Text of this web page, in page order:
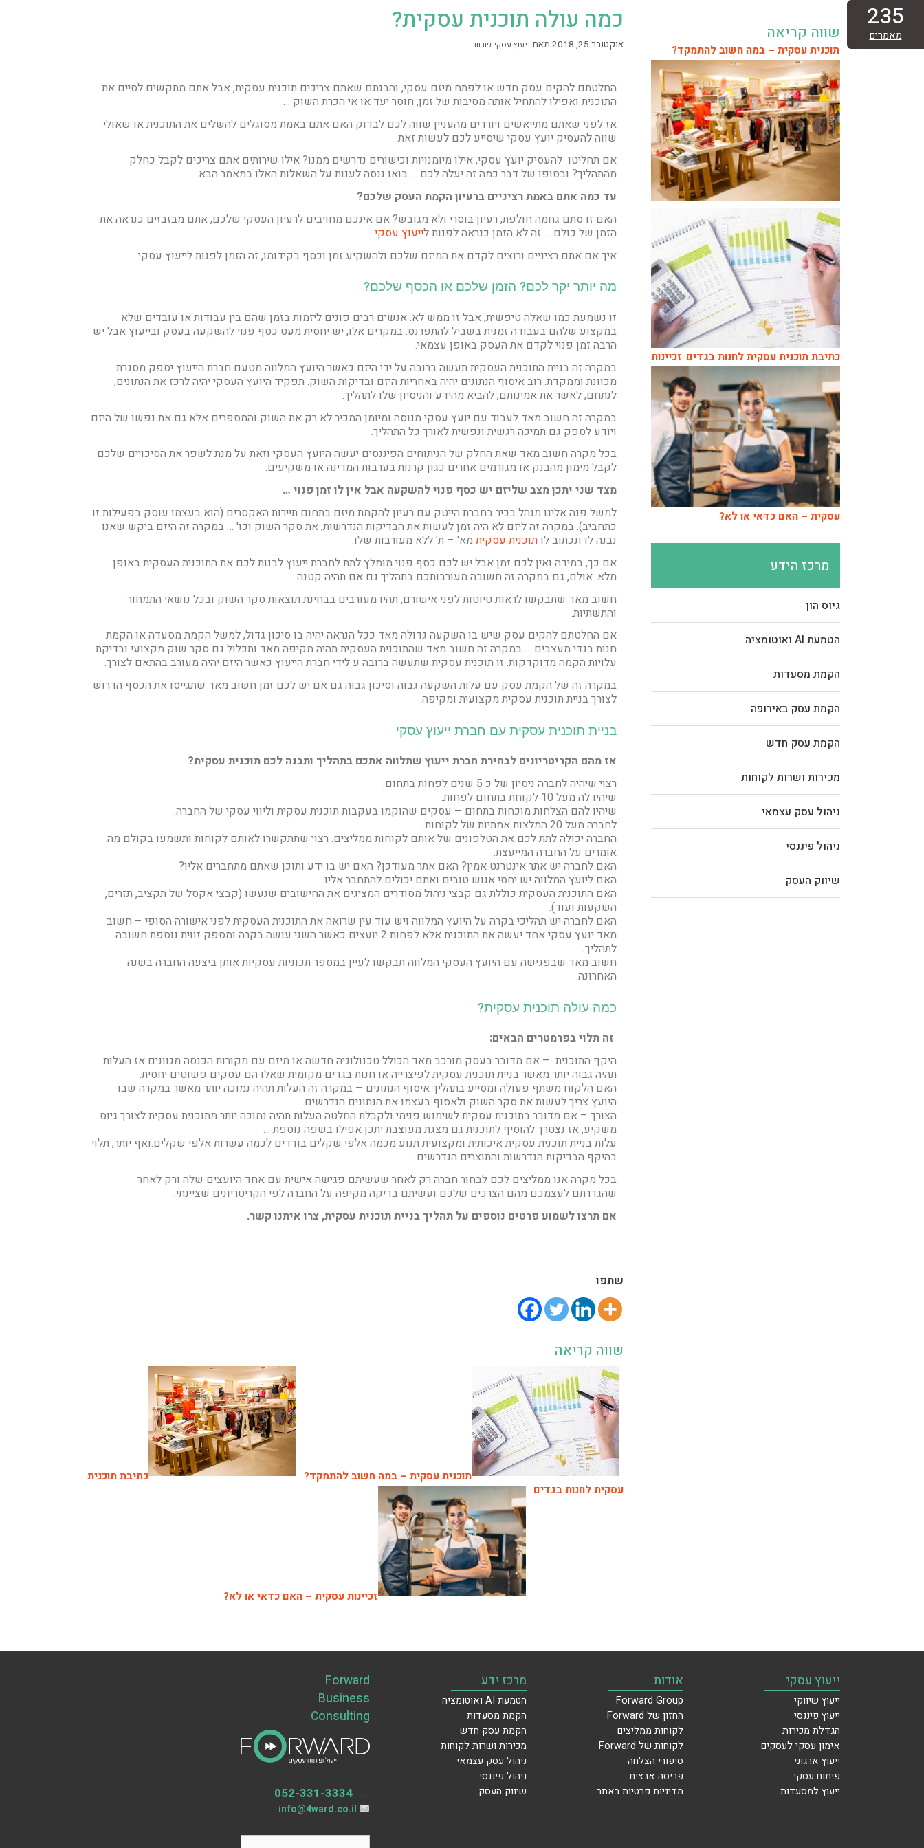
כמה עולה תוכנית עסקית?
אוקטובר 25, 2018 מאת ייעוץ עסקי פורווד
החלטתם להקים עסק חדש או לפתח מיזם עסקי, והבנתם שאתם צריכים תוכנית עסקית, אבל אתם מתקשים לסיים את
התוכנית ואפילו להתחיל אותה מסיבות של זמן, חוסר יעד או אי הכרת השוק …
אז לפני שאתם מתייאשים ויורדים מהעניין שווה לכם לבדוק האם אתם באמת מסוגלים להשלים את התוכנית או שאולי
שווה להעסיק יועץ עסקי שיסייע לכם לעשות זאת.
אם תחליטו להעסיק יועץ עסקי, אילו מיומנויות וכישורים נדרשים ממנו? אילו שירותים אתם צריכים לקבל כחלק
מהתהליך? ובסופו של דבר כמה זה יעלה לכם … בואו ננסה לענות על השאלות האלו במאמר הבא.
עד כמה אתם באמת רציניים ברעיון הקמת העסק שלכם?
האם זו סתם גחמה חולפת, רעיון בוסרי ולא מגובש? אם אינכם מחויבים לרעיון העסקי שלכם, אתם מבזבזים כנראה את
הזמן של כולם … זה לא הזמן כנראה לפנות לייעוץ עסקי.
איך אם אתם רציניים ורוצים לקדם את המיזם שלכם ולהשקיע זמן וכסף בקידומו, זה הזמן לפנות לייעוץ עסקי.
מה יותר יקר לכם? הזמן שלכם או הכסף שלכם?
זו נשמעת כמו שאלה טיפשית, אבל זו ממש לא. אנשים רבים פונים ליזמות בזמן שהם בין עבודות או עובדים שלא
במקצוע שלהם בעבודה זמנית בשביל להתפרנס. במקרים אלו, יש יחסית מעט כסף פנוי להשקעה בעסק ובייעוץ אבל יש
הרבה זמן פנוי לקדם את העסק באופן עצמאי.
במקרה זה בניית התוכנית העסקית תעשה ברובה על ידי היזם כאשר היועץ המלווה מטעם חברת הייעוץ יספק מסגרת
מכוונת וממקדת. רוב איסוף הנתונים יהיה באחריות היזם ובדיקות השוק. תפקיד היועץ העסקי יהיה לרכז את הנתונים,
לנתחם, לאשר את אמינותם, להביא מהידע והניסיון שלו לתהליך.
במקרה זה חשוב מאד לעבוד עם יועץ עסקי מנוסה ומיומן המכיר לא רק את השוק והמספרים אלא גם את נפשו של היזם
ויודע לספק גם תמיכה רגשית ונפשית לאורך כל התהליך.
בכל מקרה חשוב מאד שאת החלק של הניתוחים הפיננסים יעשה היועץ העסקי וזאת על מנת לשפר את הסיכויים שלכם
לקבל מימון מהבנק או מגורמים אחרים כגון קרנות בערבות המדינה או משקיעים.
מצד שני יתכן מצב שליזם יש כסף פנוי להשקעה אבל אין לו זמן פנוי …
למשל פנה אלינו מנהל בכיר בחברת הייטק עם רעיון להקמת מיזם בתחום תיירות האקסרים (הוא בעצמו עוסק בפעילות זו
כתחביב). במקרה זה ליזם לא היה זמן לעשות את הבדיקות הנדרשות, את סקר השוק וכו' … במקרה זה היזם ביקש שאנו
נבנה לו ונכתוב לותוכנית עסקיתמא' – ת' ללא מעורבות שלו.
אם כך, במידה ואין לכם זמן אבל יש לכם כסף פנוי מומלץ לתת לחברת ייעוץ לבנות לכם את התוכנית העסקית באופן
מלא. אולם, גם במקרה זה חשובה מעורבותכם בתהליך גם אם תהיה קטנה.
חשוב מאד שתבקשו לראות טיוטות לפני אישורם, תהיו מעורבים בבחינת תוצאות סקר השוק ובכל נושאי התמחור
והתשתיות.
אם החלטתם להקים עסק שיש בו השקעה גדולה מאד ככל הנראה יהיה בו סיכון גדול, למשל הקמת מסעדה או הקמת
חנות בגדי מעצבים … במקרה זה חשוב מאד שהתוכנית העסקית תהיה מקיפה מאד ותכלול גם סקר שוק מקצועי ובדיקת
עלויות הקמה מדוקדקות. זו תוכנית עסקית שתעשה ברובה ע לידי חברת הייעוץ כאשר היזם יהיה מעורב בהתאם לצורך.
במקרה זה של הקמת עסק עם עלות השקעה גבוה וסיכון גבוה גם אם יש לכם זמן חשוב מאד שתגייסו את הכסף הדרוש
לצורך בניית תוכנית עסקית מקצועית ומקיפה.
בניית תוכנית עסקית עם חברת ייעוץ עסקי
אז מהם הקריטריונים לבחירת חברת ייעוץ שתלווה אתכם בתהליך ותבנה לכם תוכנית עסקית?
רצוי שיהיה לחברה ניסיון של כ 5 שנים לפחות בתחום.
שיהיו לה מעל 10 לקוחת בתחום לפחות.
שיהיו להם הצלחות מוכחות בתחום – עסקים שהוקמו בעקבות תוכנית עסקית וליווי עסקי של החברה.
לחברה מעל 20 המלצות אמתיות של לקוחות.
החברה יכולה לתת לכם את הטלפונים של אותם לקוחות ממליצים. רצוי שתתקשרו לאותם לקוחות ותשמעו בקולם מה
אומרים על החברה המייעצת.
האם לחברה יש אתר אינטרנט אמין? האם אתר מעודכן? האם יש בו ידע ותוכן שאתם מתחברים אליו?
האם ליועץ המלווה יש יחסי אנוש טובים ואתם יכולים להתחבר אליו.
האם התוכנית העסקית כוללת גם קבצי ניהול מסודרים המציגים את החישובים שנעשו (קבצי אקסל של תקציב, תזרים,
השקעות ועוד).
האם לחברה יש תהליכי בקרה על היועץ המלווה ויש עוד עין שרואה את התוכנית העסקית לפני אישורה הסופי – חשוב
מאד יועץ עסקי אחד יעשה את התוכנית אלא לפחות 2 יועצים כאשר השני עושה בקרה ומספק זווית נוספת חשובה
לתהליך.
חשוב מאד שבפגישה עם היועץ העסקי המלווה תבקשו לעיין במספר תכוניות עסקיות אותן ביצעה החברה בשנה
האחרונה.
כמה עולה תוכנית עסקית?
זה תלוי בפרמטרים הבאים:
היקף התוכנית – אם מדובר בעסק מורכב מאד הכולל טכנולוגיה חדשה או מיזם עם מקורות הכנסה מגוונים אז העלות
תהיה גבוה יותר מאשר בניית תוכנית עסקית לפיצרייה או חנות בגדים מקומית שאלו הם עסקים פשוטים יחסית.
האם הלקוח משתף פעולה ומסייע בתהליך איסוף הנתונים – במקרה זה העלות תהיה נמוכה יותר מאשר במקרה שבו
היועץ צריך לעשות את סקר השוק ולאסוף בעצמו את הנתונים הנדרשים.
הצורך – אם מדובר בתוכנית עסקית לשימוש פנימי ולקבלת החלטה העלות תהיה נמוכה יותר מתוכנית עסקית לצורך גיוס
משקיע, אז נצטרך להוסיף לתוכנית גם מצגת מעוצבת יתכן אפילו בשפה נוספת …
עלות בניית תוכנית עסקית איכותית ומקצועית תנוע מכמה אלפי שקלים בודדים לכמה עשרות אלפי שקלים.ואף יותר, תלוי
בהיקף הבדיקות הנדרשות והתוצרים הנדרשים.
בכל מקרה אנו ממליצים לכם לבחור חברה רק לאחר שעשיתם פגישה אישית עם אחד היועצים שלה ורק לאחר
שהגדרתם לעצמכם מהם הצרכים שלכם ועשיתם בדיקה מקיפה על החברה לפי הקריטריונים שציינתי.
אם תרצו לשמוע פרטים נוספים על תהליך בניית תוכנית עסקית, צרו איתנו קשר.
שתפו
שווה קריאה
תוכנית עסקית – במה חשוב להתמקד?
כתיבת תוכנית
עסקית לחנות בגדים
זכיינות עסקית – האם כדאי או לא?
שווה קריאה
תוכנית עסקית – במה חשוב להתמקד?
כתיבת תוכנית עסקית לחנות בגדים זכיינות
עסקית – האם כדאי או לא?
מרכז הידע
גיוס הון
הטמעת AI ואוטומציה
הקמת מסעדות
הקמת עסק באירופה
הקמת עסק חדש
מכירות ושרות לקוחות
ניהול עסק עצמאי
ניהול פיננסי
שיווק העסק
235
מאמרים
ייעוץ עסקי
ייעוץ שיווקי
ייעוץ פיננסי
הגדלת מכירות
אימון עסקי לעסקים
ייעוץ ארגוני
פיתוח עסקי
ייעוץ למסעדות
אודות
Forward Group
החזון של Forward
לקוחות ממליצים
לקוחות של Forward
סיפורי הצלחה
פריסה ארצית
מדיניות פרטיות באתר
מרכז ידע
הטמעת AI ואוטומציה
הקמת מסעדות
הקמת עסק חדש
מכירות ושרות לקוחות
ניהול עסק עצמאי
ניהול פיננסי
שיווק העסק
Forward
Business
Consulting
052-331-3334
info@4ward.co.il